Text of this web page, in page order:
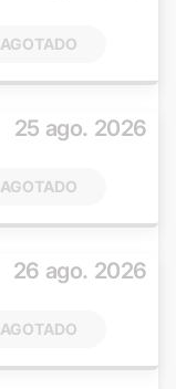
AGOTADO
25 ago. 2026
AGOTADO
26 ago. 2026
AGOTADO